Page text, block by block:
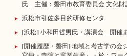
氏 主催：磐田市教育委員会 文化財
浜松市引佐多目的研修センタ
[浜松] 小和田哲男氏・講演会 開催
[開催履歴・磐田] 地域と考古学の会